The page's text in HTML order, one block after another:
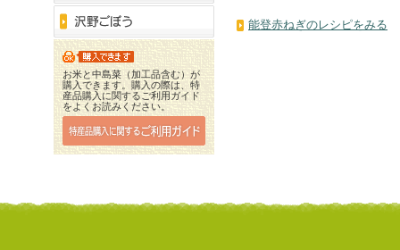
お米と中島菜（加工品含む）が
購入できます。購入の際は、特
産品購入に関するご利用ガイド
をよくお読みください。
能登赤ねぎのレシピをみる